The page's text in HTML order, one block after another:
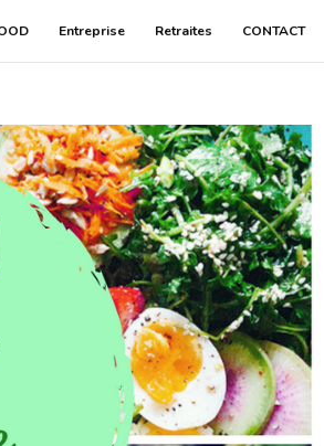
Entreprise Retraites CONTACT